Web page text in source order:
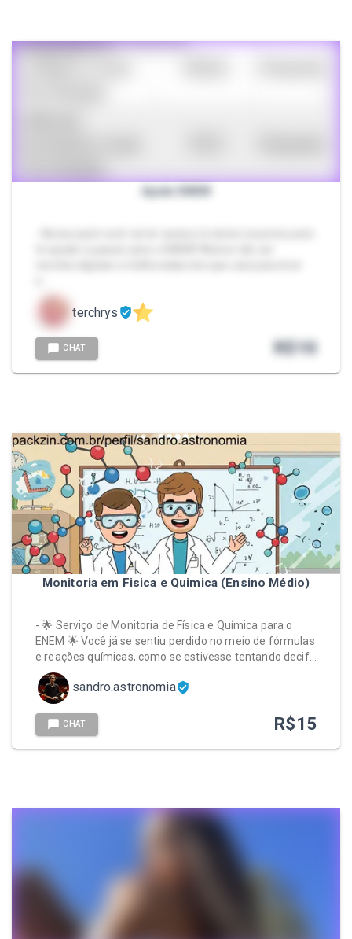
Ajuda ENEM
terchrys
CHAT R$10
Monitoria em Fisica e Quimica (Ensino Médio)
- 🌟 Serviço de Monitoria de Física e Química para o
ENEM 🌟 Você já se sentiu perdido no meio de fórmulas
e reações químicas, como se estivesse tentando decif…
sandro.astronomia
CHAT R$15